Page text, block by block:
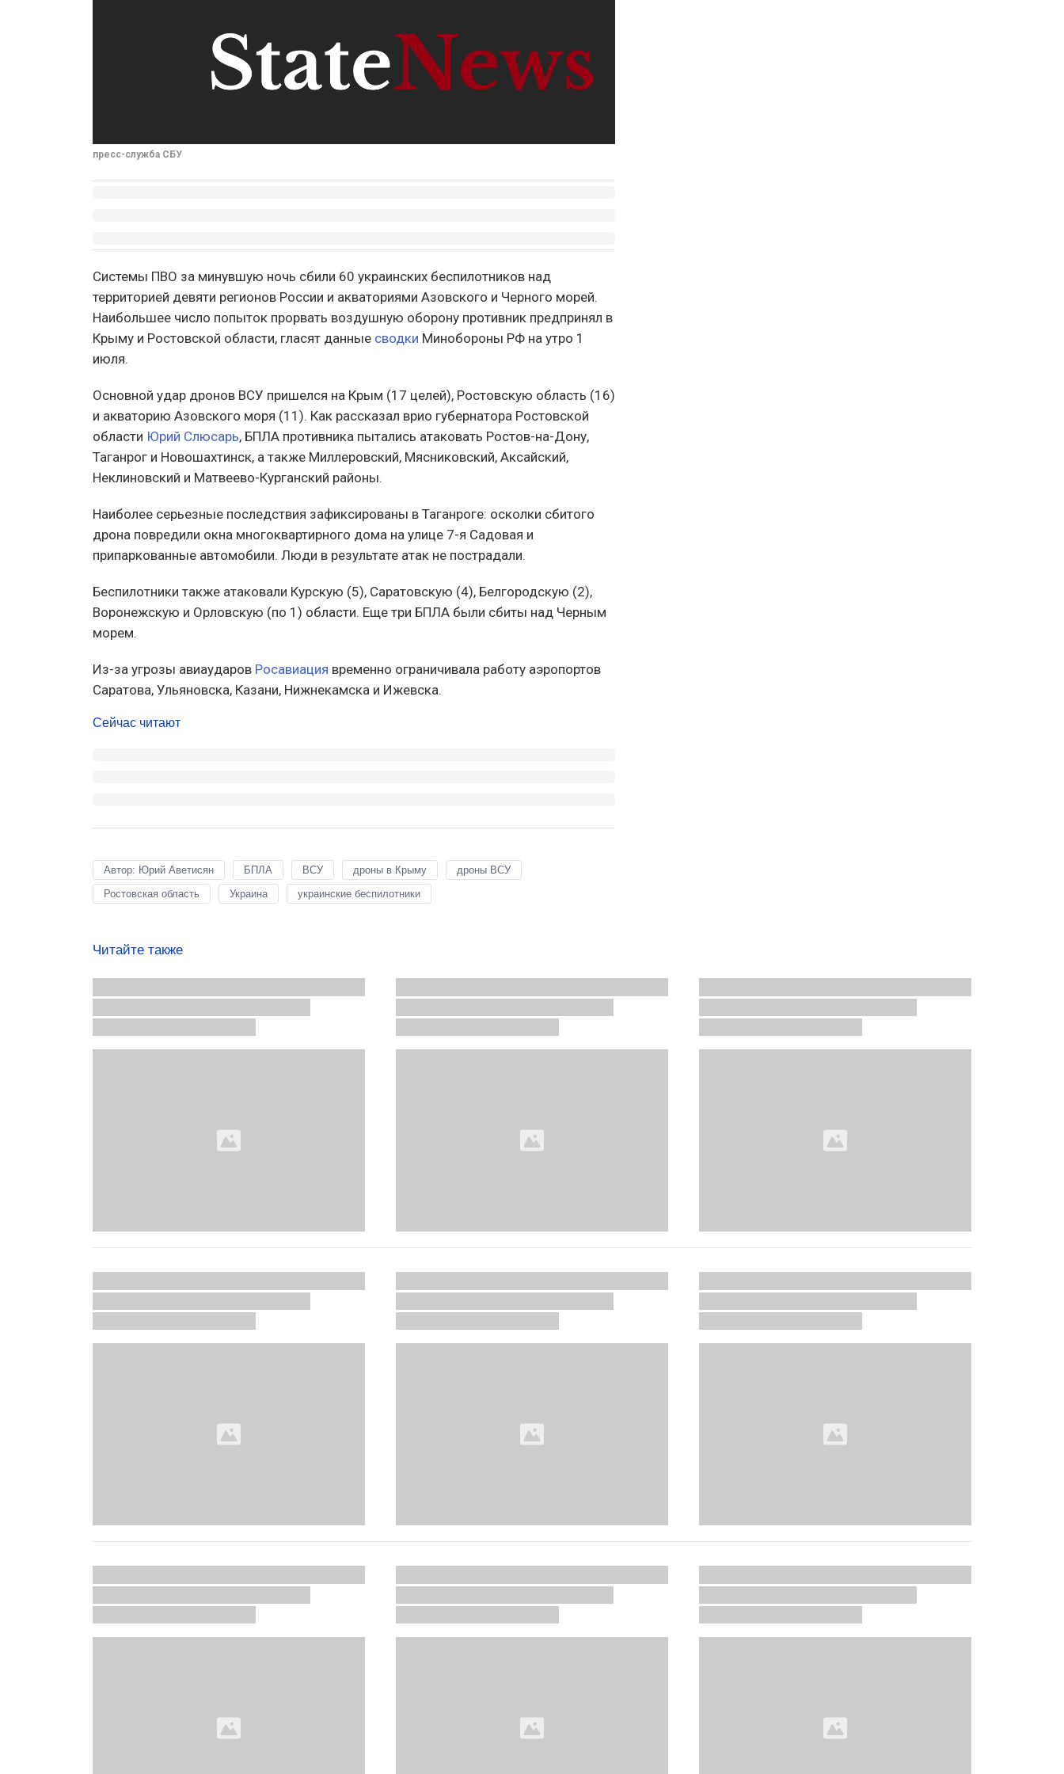
пресс-служба СБУ
Системы ПВО за минувшую ночь сбили 60 украинских беспилотников над
территорией девяти регионов России и акваториями Азовского и Черного морей.
Наибольшее число попыток прорвать воздушную оборону противник предпринял в
Крыму и Ростовской области, гласят данные сводки Минобороны РФ на утро 1
июля.
Основной удар дронов ВСУ пришелся на Крым (17 целей), Ростовскую область (16)
и акваторию Азовского моря (11). Как рассказал врио губернатора Ростовской
области Юрий Слюсарь, БПЛА противника пытались атаковать Ростов-на-Дону,
Таганрог и Новошахтинск, а также Миллеровский, Мясниковский, Аксайский,
Неклиновский и Матвеево-Курганский районы.
Наиболее серьезные последствия зафиксированы в Таганроге: осколки сбитого
дрона повредили окна многоквартирного дома на улице 7-я Садовая и
припаркованные автомобили. Люди в результате атак не пострадали.
Беспилотники также атаковали Курскую (5), Саратовскую (4), Белгородскую (2),
Воронежскую и Орловскую (по 1) области. Еще три БПЛА были сбиты над Черным
морем.
Из-за угрозы авиаударов Росавиация временно ограничивала работу аэропортов
Саратова, Ульяновска, Казани, Нижнекамска и Ижевска.
Сейчас читают
Автор: Юрий Аветисян БПЛА ВСУ дроны в Крыму
дроны ВСУ
Ростовская область
Украина украинские беспилотники
Читайте также